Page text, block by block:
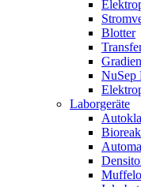
Blotter
NuSep
Laborgeräte